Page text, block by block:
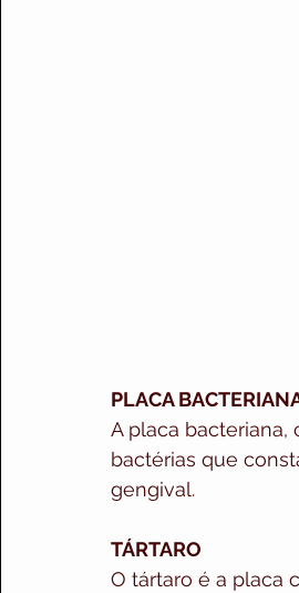
PLACA
A placa
bactérias que
gengival.
TÁRTARO
O tártaro é a placa